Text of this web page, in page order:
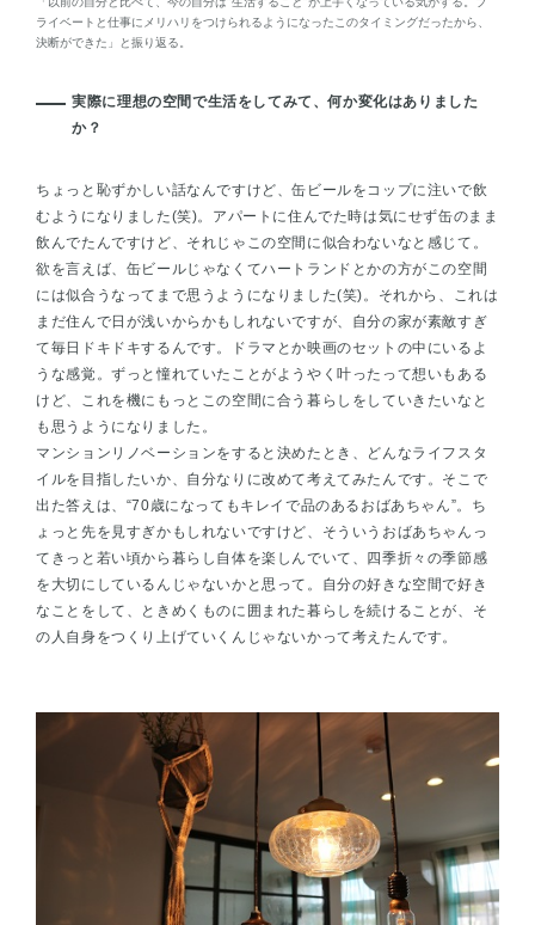
ライベートと仕事にメリハリをつけられるようになったこのタイミングだったから、
決断ができた」と振り返る。
実際に理想の空間で生活をしてみて、何か変化はありました
か？
ちょっと恥ずかしい話なんですけど、缶ビールをコップに注いで飲
むようになりました(笑)。アパートに住んでた時は気にせず缶のまま
飲んでたんですけど、それじゃこの空間に似合わないなと感じて。
欲を言えば、缶ビールじゃなくてハートランドとかの方がこの空間
には似合うなってまで思うようになりました(笑)。それから、これは
まだ住んで日が浅いからかもしれないですが、自分の家が素敵すぎ
て毎日ドキドキするんです。ドラマとか映画のセットの中にいるよ
うな感覚。ずっと憧れていたことがようやく叶ったって想いもある
けど、これを機にもっとこの空間に合う暮らしをしていきたいなと
も思うようになりました。
マンションリノベーションをすると決めたとき、どんなライフスタ
イルを目指したいか、自分なりに改めて考えてみたんです。そこで
出た答えは、“70歳になってもキレイで品のあるおばあちゃん”。ち
ょっと先を見すぎかもしれないですけど、そういうおばあちゃんっ
てきっと若い頃から暮らし自体を楽しんでいて、四季折々の季節感
を大切にしているんじゃないかと思って。自分の好きな空間で好き
なことをして、ときめくものに囲まれた暮らしを続けることが、そ
の人自身をつくり上げていくんじゃないかって考えたんです。